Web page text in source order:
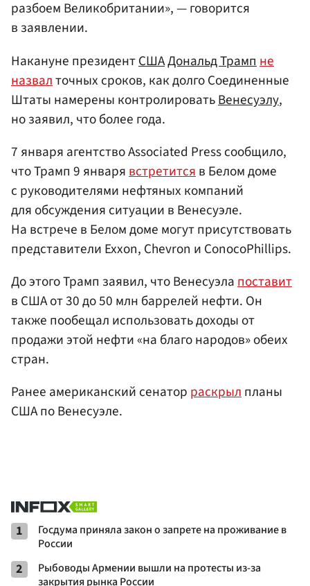
разбоем Великобритании», — говорится
в заявлении.
Накануне президентСШАДональд Трамп не
назвалточных сроков, как долго Соединенные
Штаты намерены контролироватьВенесуэлу,
но заявил, что более года.
7 января агентство Associated Press сообщило,
что Трамп 9 январявстретитсяв Белом доме
с руководителями нефтяных компаний
для обсуждения ситуации в Венесуэле.
На встрече в Белом доме могут присутствовать
представители Exxon, Chevron и ConocoPhillips.
До этого Трамп заявил, что Венесуэлапоставит
в США от 30 до 50 млн баррелей нефти. Он
также пообещал использовать доходы от
продажи этой нефти «на благо народов» обеих
стран.
Ранее американский сенатор раскрылпланы
США по Венесуэле.
1
Госдума приняла закон о запрете на проживание в
России
2
Рыбоводы Армении вышли на протесты из-за
закрытия рынка России